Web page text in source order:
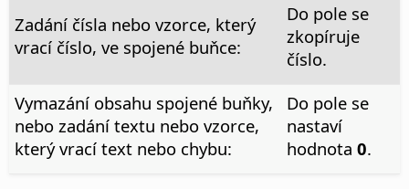
Zadání čísla nebo vzorce, který
vrací číslo, ve spojené buňce:
Do pole se
zkopíruje
číslo.
Vymazání obsahu spojené buňky,
nebo zadání textu nebo vzorce,
který vrací text nebo chybu:
Do pole se
nastaví
hodnota 0.